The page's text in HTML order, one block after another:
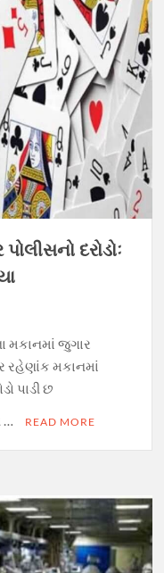
દરોડોઃ
મકાનમાં જુગાર
રહેણાંક મકાનમાં
પાડી છ
…
READ MORE